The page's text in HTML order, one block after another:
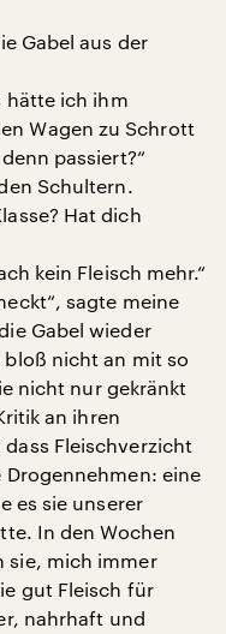
Gabel aus der
hätte ich ihm
Wagen zu Schrott
passiert?“
Schultern.
Hat dich
kein Fleisch mehr.“
sagte meine
Gabel wieder
nicht an mit so
nicht nur gekränkt
an ihren
Fleischverzicht
Drogennehmen: eine
es sie unserer
In den Wochen
sie, mich immer
gut Fleisch für
nahrhaft und